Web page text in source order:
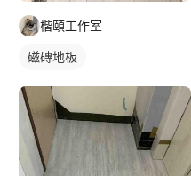
楷頤工作室
磁磚地板